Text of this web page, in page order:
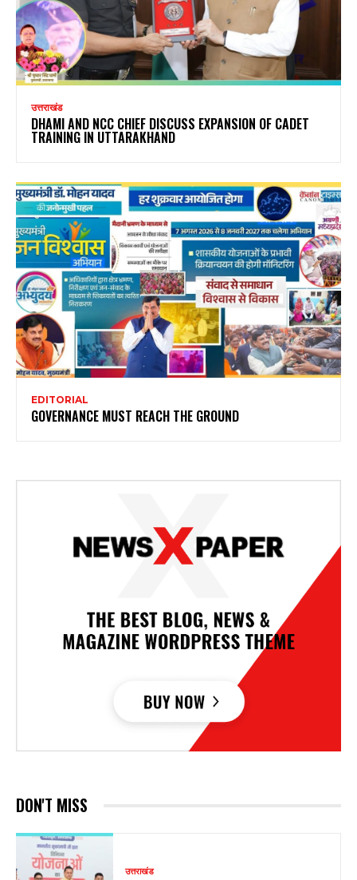
उत्तराखंड
DHAMI AND NCC CHIEF DISCUSS EXPANSION OF CADET
TRAINING IN UTTARAKHAND
EDITORIAL
GOVERNANCE MUST REACH THE GROUND
DON'T MISS
उत्तराखंड